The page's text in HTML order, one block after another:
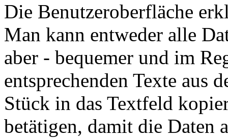
Die Benutzeroberfläche
Man kann entweder alle
aber - bequemer und im
entsprechenden Texte aus
Stück in das Textfeld
betätigen, damit die Daten